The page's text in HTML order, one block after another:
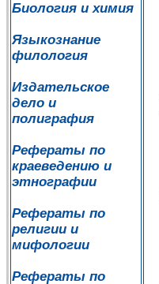
Биология и химия
Языкознание
филология
Издательское
дело и
полиграфия
Рефераты по
краеведению и
этнографии
Рефераты по
религии и
мифологии
Рефераты по